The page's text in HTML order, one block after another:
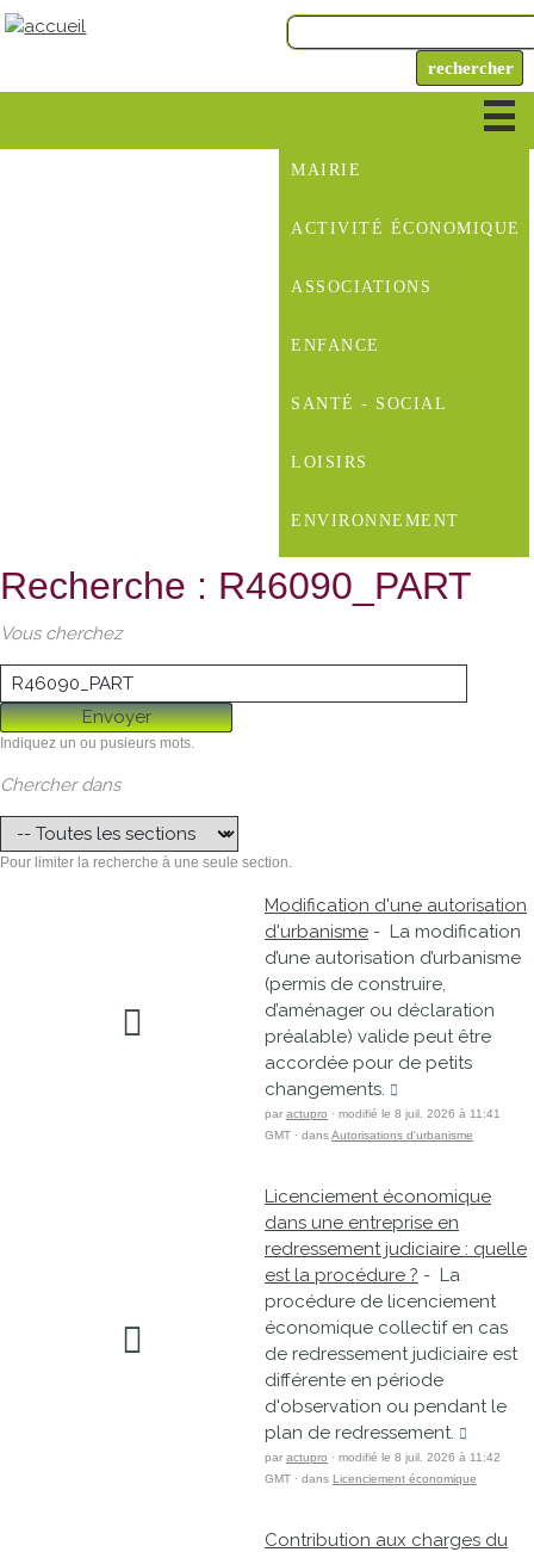
MAIRIE
ACTIVITÉ ÉCONOMIQUE
ASSOCIATIONS
ENFANCE
SANTÉ - SOCIAL
LOISIRS
ENVIRONNEMENT
Recherche : R46090_PART
Vous cherchez
Envoyer
Indiquez un ou pusieurs mots.
Chercher dans
Pour limiter la recherche à une seule section.
Modification d'une autorisation
d'urbanisme - La modification
d’une autorisation d’urbanisme
(permis de construire,
d’aménager ou déclaration
préalable) valide peut être
accordée pour de petits
changements.
par actupro · modifié le 8 juil. 2026 à 11:41
GMT · dansAutorisations d'urbanisme
Licenciement économique
dans une entreprise en
redressement judiciaire : quelle
est la procédure ? - La
procédure de licenciement
économique collectif en cas
de redressement judiciaire est
différente en période
d'observation ou pendant le
plan de redressement.
par actupro · modifié le 8 juil. 2026 à 11:42
GMT · dans Licenciement économique
Contribution aux charges du